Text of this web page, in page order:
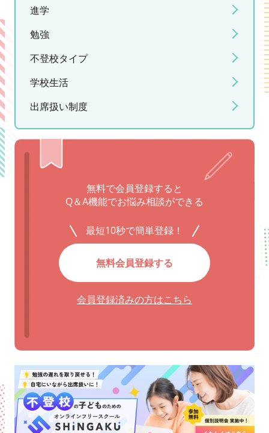
進学
勉強
不登校タイプ
学校生活
出席扱い制度
無料で会員登録すると
Q＆A機能でお悩み相談ができる
最短10秒で簡単登録！
無料会員登録する
会員登録済みの方はこちら